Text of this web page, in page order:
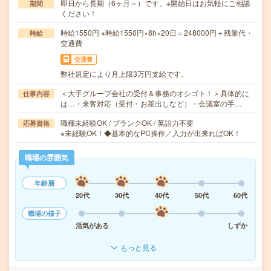
期間
即日から長期（6ヶ月～）です。※開始日はお気軽にご相談
ください！
時給
時給1550円 ※時給1550円×8h×20日＝248000円＋残業代・
交通費
交通費
弊社規定により月上限3万円支給です。
仕事内容
＜大手グループ会社の受付＆事務のオシゴト！＞具体的に
は…・来客対応（受付・お茶出しなど）・会議室の手…
応募資格
職種未経験OK / ブランクOK / 英語力不要
※未経験OK！◆基本的なPC操作／入力が出来ればOK！
職場の雰囲気
年齢層
20代
30代 40代 50代
60代
職場の様子
活気がある
しずか
もっと見る